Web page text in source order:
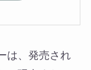
は、発売され